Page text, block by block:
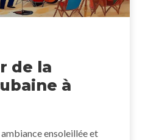
de la
à
ensoleillée et